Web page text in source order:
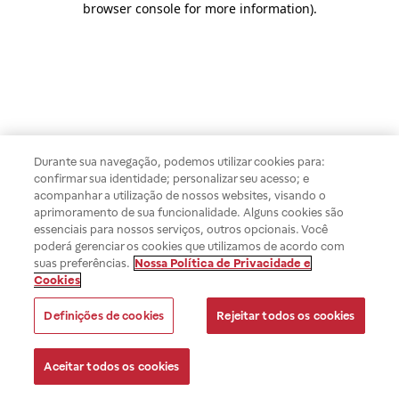
browser console for more information).
Durante sua navegação, podemos utilizar cookies para:
confirmar sua identidade; personalizar seu acesso; e
acompanhar a utilização de nossos websites, visando o
aprimoramento de sua funcionalidade. Alguns cookies são
essenciais para nossos serviços, outros opcionais. Você
poderá gerenciar os cookies que utilizamos de acordo com
suas preferências. Nossa Política de Privacidade e
Cookies
Definições de cookies Rejeitar todos os cookies
Aceitar todos os cookies